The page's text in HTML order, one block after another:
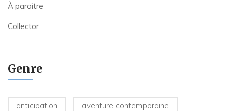
À paraître
Collector
Genre
anticipation aventure contemporaine